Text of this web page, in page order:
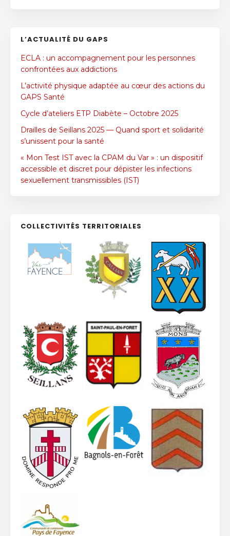
L’ACTUALITÉ DU GAPS
ECLA : un accompagnement pour les personnes
confrontées aux addictions
L’activité physique adaptée au cœur des actions du
GAPS Santé
Cycle d’ateliers ETP Diabète – Octobre 2025
Drailles de Seillans 2025 — Quand sport et solidarité
s’unissent pour la santé
« Mon Test IST avec la CPAM du Var » : un dispositif
accessible et discret pour dépister les infections
sexuellement transmissibles (IST)
COLLECTIVITÉS TERRITORIALES